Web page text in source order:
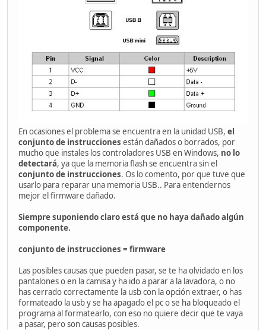
En ocasiones el problema se encuentra en la unidad USB, el
conjunto de instrucciones están dañados o borrados, por
mucho que instales los controladores USB en Windows, no lo
detectará, ya que la memoria flash se encuentra sin el
conjunto de instrucciones. Os lo comento, por que tuve que
usarlo para reparar una memoria USB.. Para entendernos
mejor el firmware dañado.
Siempre suponiendo claro está que no haya dañado algún
componente.
conjunto de instrucciones = firmware
Las posibles causas que pueden pasar, se te ha olvidado en los
pantalones o en la camisa y ha ido a parar a la lavadora, o no
has cerrado correctamente la usb con la opción extraer, o has
formateado la usb y se ha apagado el pc o se ha bloqueado el
programa al formatearlo, con eso no quiere decir que te vaya
a pasar, pero son causas posibles.